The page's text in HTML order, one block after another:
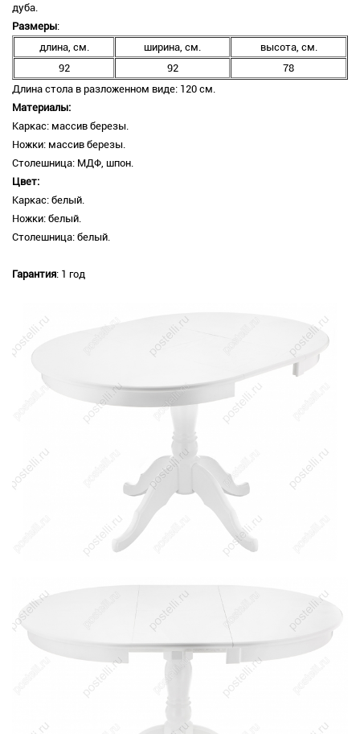
дуба.
Размеры:
длина, см.
ширина, см.
высота, см.
92
92
78
Длина стола в разложенном виде: 120 см.
Материалы:
Каркас: массив березы.
Ножки: массив березы.
Столешница: МДФ, шпон.
Цвет:
Каркас: белый.
Ножки: белый.
Столешница: белый.
Гарантия: 1 год